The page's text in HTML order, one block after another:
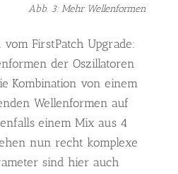
Abb. 3: Mehr Wellenformen
FirstPatch Upgrade:
der Oszillatoren
Kombination von einem
Wellenformen auf
einem Mix aus 4
nun recht komplexe
sind hier auch